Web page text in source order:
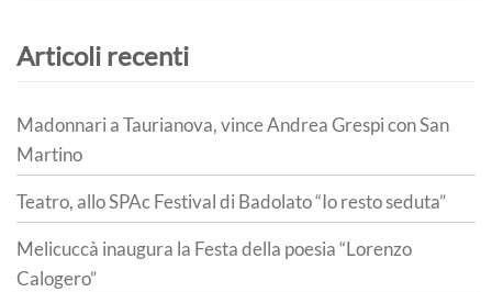
Articoli recenti
Madonnari a Taurianova, vince Andrea Grespi con San
Martino
Teatro, allo SPAc Festival di Badolato “Io resto seduta”
Melicuccà inaugura la Festa della poesia “Lorenzo
Calogero”